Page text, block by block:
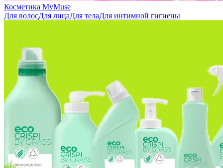
Косметика MyMuse
Для волосДля лицаДля телаДля интимной гигиены